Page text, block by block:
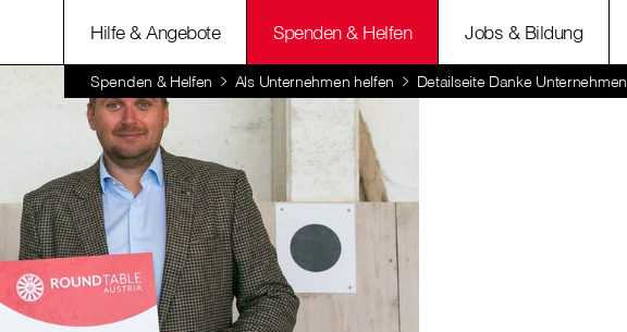
Hilfe & Angebote Spenden & Helfen Jobs & Bildung
Spenden & Helfen Als Unternehmen helfen Detailseite Danke Unternehmen